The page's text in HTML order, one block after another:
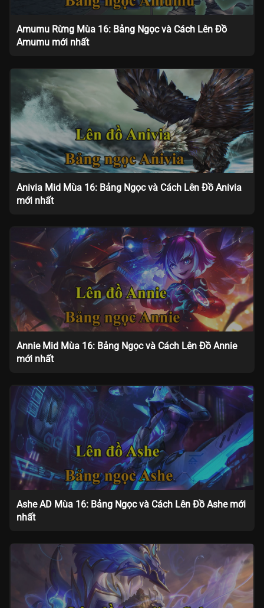
Amumu Rừng Mùa 16: Bảng Ngọc và Cách Lên Đồ
Amumu mới nhất
Anivia Mid Mùa 16: Bảng Ngọc và Cách Lên Đồ Anivia
mới nhất
Annie Mid Mùa 16: Bảng Ngọc và Cách Lên Đồ Annie
mới nhất
Ashe AD Mùa 16: Bảng Ngọc và Cách Lên Đồ Ashe mới
nhất